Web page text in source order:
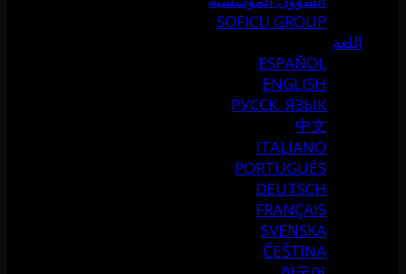
SOFICU GROUP
اللغة
ESPAÑOL
ENGLISH
РУССК. ЯЗЫК
中文
ITALIANO
PORTUGUÉS
DEUTSCH
FRANÇAIS
SVENSKA
ČEŠTINA